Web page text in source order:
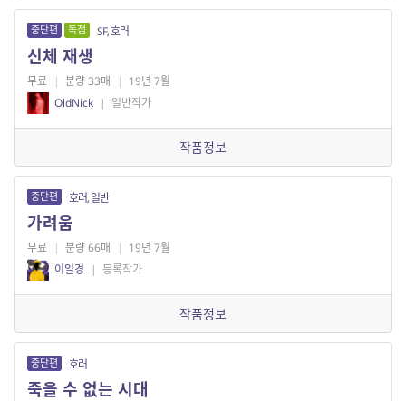
중단편 독점 SF, 호러
신체 재생
무료 | 분량 33매 | 19년 7월
OldNick | 일반작가
작품정보
중단편 호러, 일반
가려움
무료 | 분량 66매 | 19년 7월
이일경
| 등록작가
작품정보
중단편 호러
죽을 수 없는 시대